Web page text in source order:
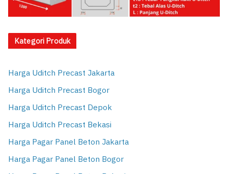
Kategori Produk
Harga Uditch Precast Jakarta
Harga Uditch Precast Bogor
Harga Uditch Precast Depok
Harga Uditch Precast Bekasi
Harga Pagar Panel Beton Jakarta
Harga Pagar Panel Beton Bogor